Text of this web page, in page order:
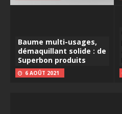
Baume multi-usages,
démaquillant solide : de
Superbon produits
6 AOÛT 2021